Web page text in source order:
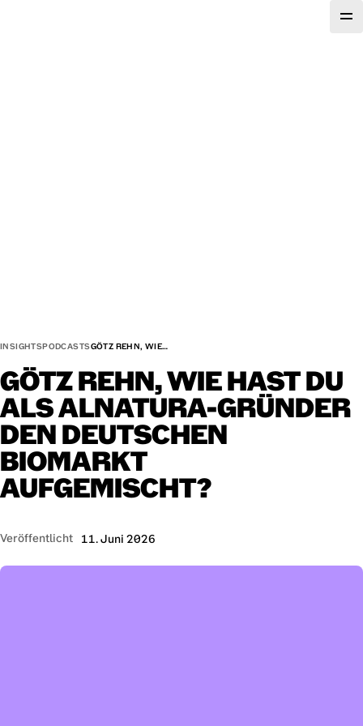
INSIGHTSPODCASTSGÖTZ REHN, WIE…
GÖTZREHN,WIEHASTDU
ALSALNATURA-GRÜNDER
DENDEUTSCHEN
BIOMARKT
AUFGEMISCHT?
Veröffentlicht 11. Juni 2026